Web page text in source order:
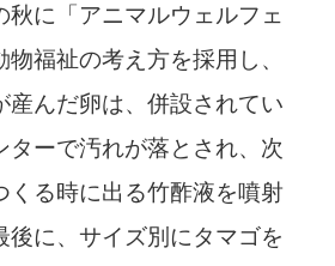
秋に「アニマルウェルフェ
福祉の考え方を採用し、
産んだ卵は、併設されてい
ターで汚れが落とされ、次
くる時に出る竹酢液を噴射
後に、サイズ別にタマゴを